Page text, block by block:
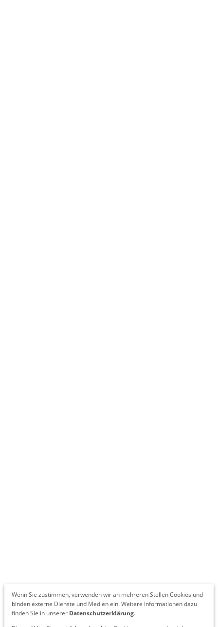
Wenn Sie zustimmen, verwenden wir an mehreren Stellen Cookies und
binden externe Dienste und Medien ein. Weitere Informationen dazu
finden Sie in unserer Datenschutzerklärung.